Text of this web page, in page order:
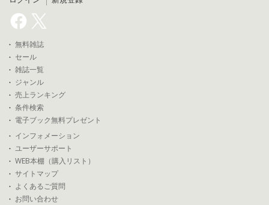
無料雑誌
セール
雑誌一覧
ジャンル
売上ランキング
条件検索
電子ブック無料プレゼント
インフォメーション
ユーザーサポート
WEB本棚（購入リスト）
サイトマップ
よくあるご質問
お問い合わせ